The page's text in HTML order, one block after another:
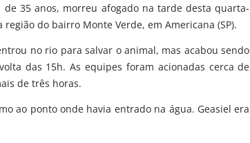
35 anos, morreu afogado na tarde desta quarta-
do bairro Monte Verde, em Americana (SP).
no rio para salvar o animal, mas acabou sendo
das 15h. As equipes foram acionadas cerca de
de três horas.
ao ponto onde havia entrado na água. Geasiel era